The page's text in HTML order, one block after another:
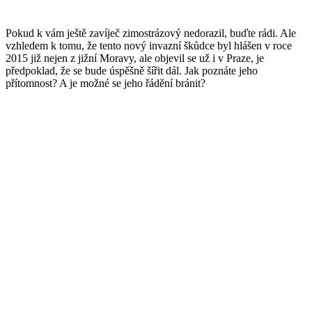
Pokud k vám ještě zavíječ zimostrázový nedorazil, buďte rádi. Ale
vzhledem k tomu, že tento nový invazní škůdce byl hlášen v roce
2015 již nejen z jižní Moravy, ale objevil se už i v Praze, je
předpoklad, že se bude úspěšně šířit dál. Jak poznáte jeho
přítomnost? A je možné se jeho řádění bránit?